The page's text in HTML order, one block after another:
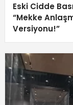
Eski Cidde
“Mekke
Versiyonu!”